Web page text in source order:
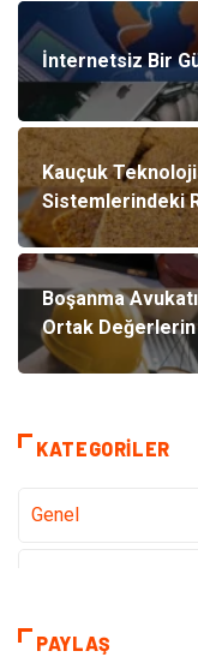
İnternetsiz Bir
Kauçuk
Sistemlerindeki
Boşanma
Ortak
KATEGORILER
Genel
Dünya'dan Haberler
PAYLAŞ